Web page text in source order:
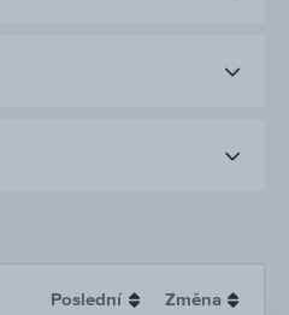
Poslední Změna